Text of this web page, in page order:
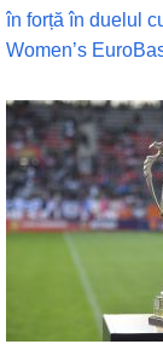
în forță în duelul
Women’s